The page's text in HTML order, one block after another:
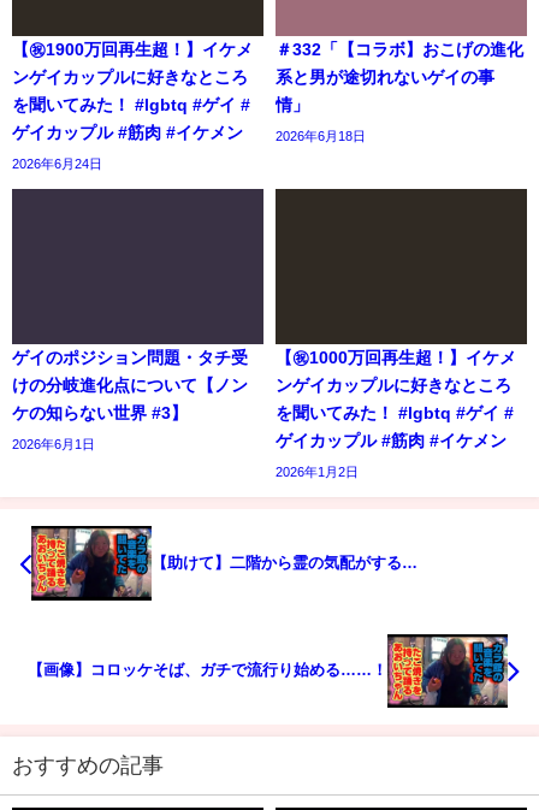
【㊗️1900万回再生超！】イケメ
ンゲイカップルに好きなところ
を聞いてみた！ #lgbtq #ゲイ #
ゲイカップル #筋肉 #イケメン
2026年6月24日
＃332「【コラボ】おこげの進化
系と男が途切れないゲイの事
情」
2026年6月18日
ゲイのポジション問題・タチ受
けの分岐進化点について【ノン
ケの知らない世界 #3】
2026年6月1日
【㊗️1000万回再生超！】イケメ
ンゲイカップルに好きなところ
を聞いてみた！ #lgbtq #ゲイ #
ゲイカップル #筋肉 #イケメン
2026年1月2日
【助けて】二階から霊の気配がする…
【画像】コロッケそば、ガチで流行り始める……！
おすすめの記事